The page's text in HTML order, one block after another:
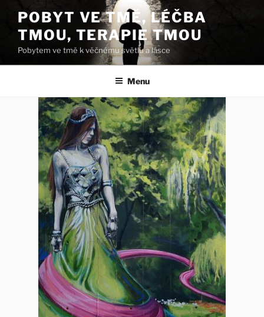
obsahu
webu
POBYT VE TMĚ, LÉČBA
TMOU, TERAPIE TMOU
Pobytem ve tmě k věčnému světlu a lásce
Menu